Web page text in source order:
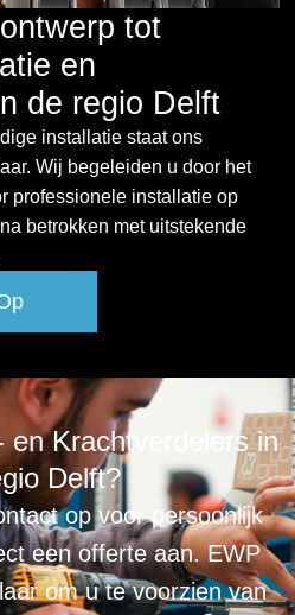
tot
en
de regio Delft
installatie staat ons
Wij begeleiden u door het
professionele installatie op
betrokken met uitstekende
en Krachtverdelers in
Delft?
op voor persoonlijk
een offerte aan. EWP
om u te voorzien van